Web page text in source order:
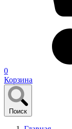
0
Корзина
Поиск